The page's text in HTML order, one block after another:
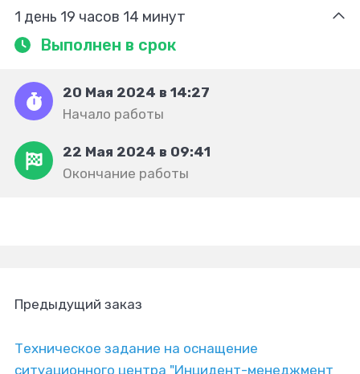
1 день 19 часов 14 минут
Выполнен в срок
20 Мая 2024 в 14:27
Начало работы
22 Мая 2024 в 09:41
Окончание работы
Предыдущий заказ
Техническое задание на оснащение
ситуационного центра "Инцидент-менеджмент